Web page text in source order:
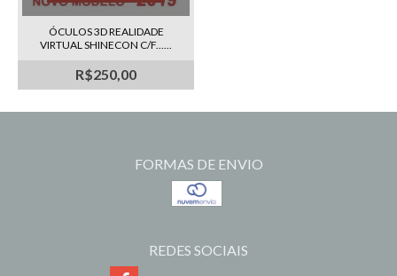
ÓCULOS 3D REALIDADE
VIRTUAL SHINECON C/F......
R$250,00
FORMAS DE ENVIO
REDES SOCIAIS